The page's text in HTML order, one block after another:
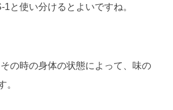
と使い分けるとよいですね。
の時の身体の状態によって、味の
。